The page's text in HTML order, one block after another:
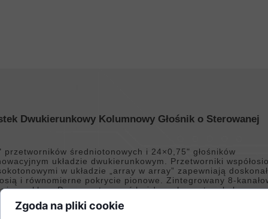
Dwukierunkowy Kolumnowy Głośnik o Sterowanej
przetworników średniotonowych i 24×0,75" głośników
układzie dwukierunkowym. Przetworniki
w układzie „array w array” zapewniają
i równomierne pokrycie pionowe. Zintegrowany 8-
klasy D mogą sterować każdym elementem kolumny z
programowalny. Możliwe jest podzielenie kolumny na
kontroli kąta i szerokości wiązki pionowej, punkt
Zgoda na pliki cookie